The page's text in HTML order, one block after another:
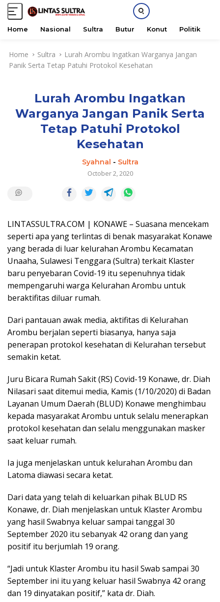
Home Nasional Sultra Butur Konut Politik
Home Sultra
Lurah Arombu Ingatkan Warganya Jangan
Panik Serta Tetap Patuhi Protokol Kesehatan
Lurah Arombu Ingatkan
Warganya Jangan Panik Serta
Tetap Patuhi Protokol
Kesehatan
Syahnal - Sultra
October 2, 2020
LINTASSULTRA.COM | KONAWE – Suasana mencekam
seperti apa yang terlintas di benak masyarakat Konawe
yang berada di luar kelurahan Arombu Kecamatan
Unaaha, Sulawesi Tenggara (Sultra) terkait Klaster
baru penyebaran Covid-19 itu sepenuhnya tidak
mempengaruhi warga Kelurahan Arombu untuk
beraktifitas diluar rumah.
Dari pantauan awak media, aktifitas di Kelurahan
Arombu berjalan seperti biasanya, hanya saja
penerapan protokol kesehatan di Kelurahan tersebut
semakin ketat.
Juru Bicara Rumah Sakit (RS) Covid-19 Konawe, dr. Diah
Nilasari saat ditemui media, Kamis (1/10/2020) di Badan
Layanan Umum Daerah (BLUD) Konawe menghimbau
kepada masyarakat Arombu untuk selalu menerapkan
protokol kesehatan dan selalu menggunakan masker
saat keluar rumah.
Ia juga menjelaskan untuk kelurahan Arombu dan
Latoma diawasi secara ketat.
Dari data yang telah di keluarkan pihak BLUD RS
Konawe, dr. Diah menjelaskan untuk Klaster Arombu
yang hasil Swabnya keluar sampai tanggal 30
September 2020 itu sebanyak 42 orang dan yang
positif itu berjumlah 19 orang.
“Jadi untuk Klaster Arombu itu hasil Swab sampai 30
September ini itu yang keluar hasil Swabnya 42 orang
dan 19 dinyatakan positif,” kata dr. Diah.